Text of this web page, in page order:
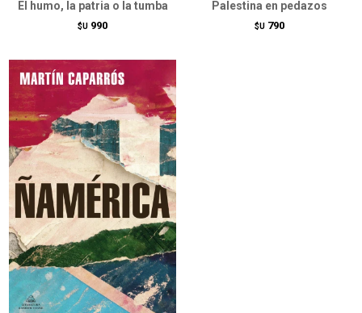
El humo, la patria o la tumba
$U 990
Palestina en pedazos
$U 790